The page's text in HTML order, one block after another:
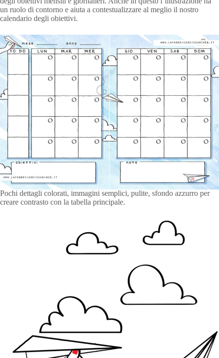
un ruolo di contorno e aiuta a contestualizzare al meglio il nostro
calendario degli obiettivi.
Pochi dettagli colorati, immagini semplici, pulite, sfondo azzurro per
creare contrasto con la tabella principale.